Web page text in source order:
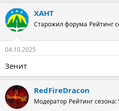
ХАНТ
Старожил форума Рейтинг
04.10.2025
Зенит
RedFireDracon
Модератор Рейтинг сезона: